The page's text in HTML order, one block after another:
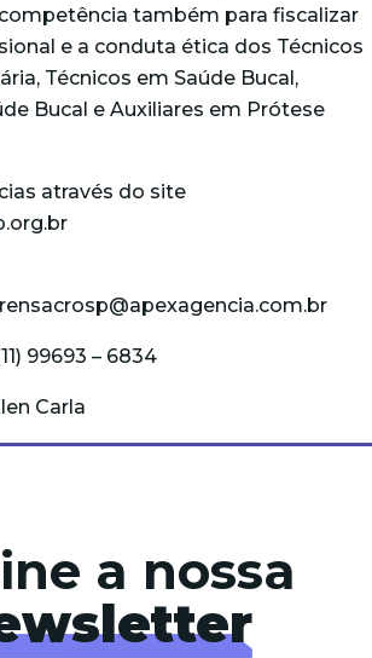
também para fiscalizar
e a conduta ética dos Técnicos
Técnicos em Saúde Bucal,
Bucal e Auxiliares em Prótese
através do site
99693 – 6834
Carla
a nossa